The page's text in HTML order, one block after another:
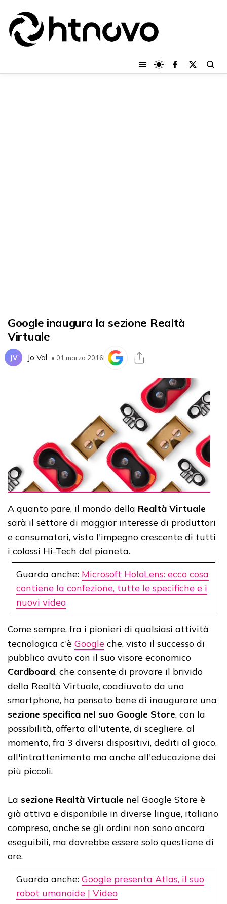
Google inaugura la sezione Realtà
Virtuale
JV Jo Val • 01 marzo 2016
A quanto pare, il mondo della Realtà Virtuale
sarà il settore di maggior interesse di produttori
e consumatori, visto l'impegno crescente di tutti
i colossi Hi-Tech del pianeta.
Guarda anche: Microsoft HoloLens: ecco cosa
contiene la confezione, tutte le specifiche e i
nuovi video
Come sempre, fra i pionieri di qualsiasi attività
tecnologica c'è Google che, visto il successo di
pubblico avuto con il suo visore economico
Cardboard, che consente di provare il brivido
della Realtà Virtuale, coadiuvato da uno
smartphone, ha pensato bene di inaugurare una
sezione specifica nel suo Google Store, con la
possibilità, offerta all'utente, di scegliere, al
momento, fra 3 diversi dispositivi, dediti al gioco,
all'intrattenimento ma anche all'educazione dei
più piccoli.
La sezione Realtà Virtuale nel Google Store è
già attiva e disponibile in diverse lingue, italiano
compreso, anche se gli ordini non sono ancora
eseguibili, ma dovrebbe essere solo questione di
ore.
Guarda anche: Google presenta Atlas, il suo
robot umanoide | Video